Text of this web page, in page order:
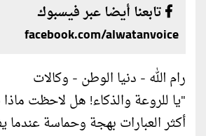
تابعنا أيضا عبر فيسبوك
facebook.com/alwatanvoice
رام الله - دنيا الوطن - وكالات
"يا للروعة والذكاء! هل لاحظت
أكثر العبارات بهجة وحماسة عندما